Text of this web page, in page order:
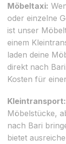
Möbeltaxi:
oder einzelne
ist unser
einem
laden deine
direkt nach
Kosten für
Kleintransport:
Möbelstücke,
nach Bari
bietet